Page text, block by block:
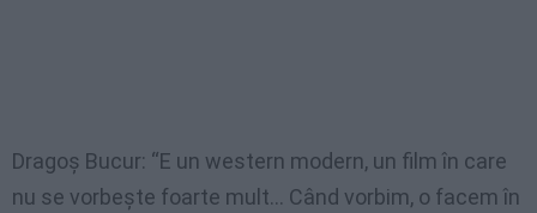
Dragoş Bucur: “E un western modern, un film în care
nu se vorbeşte foarte mult… Când vorbim, o facem în